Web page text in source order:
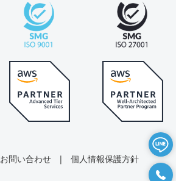
お問い合わせ | 個人情報保護方針